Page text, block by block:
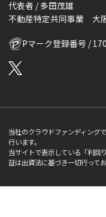
代表者 / 多田茂雄
不動産特定共同事業 大
Pマーク登録番号 /
当社のクラウドファンディング
行います。
当サイトで表示している「利回
証は出資法に基づき一切行ってお